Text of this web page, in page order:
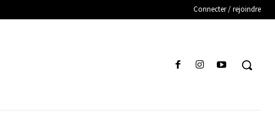
Connecter / rejoindre